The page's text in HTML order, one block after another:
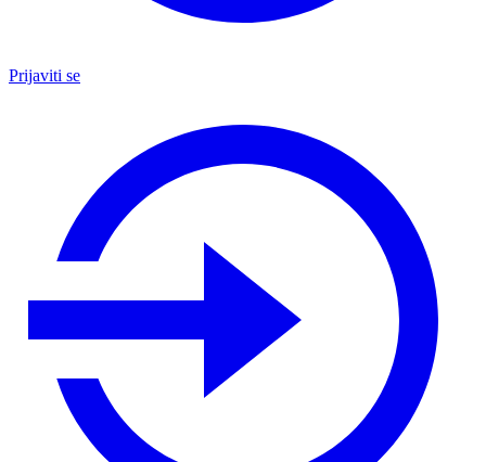
Prijaviti se